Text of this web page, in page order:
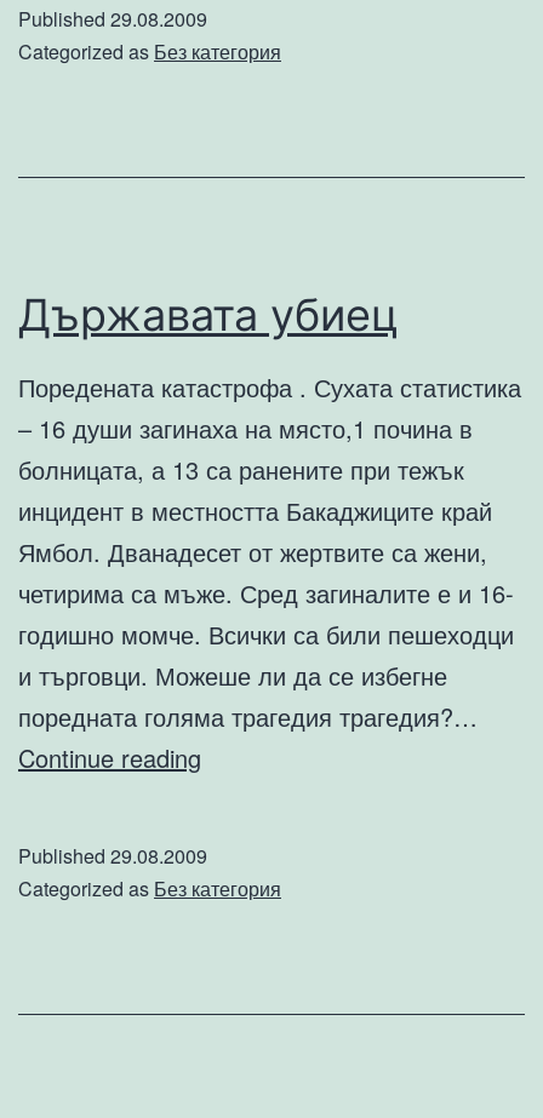
българите
Избори
Published 29.08.2009
Categorized as Без категория
Държавата убиец
Поредената катастрофа . Сухата статистика
– 16 души загинаха на място,1 почина в
болницата, а 13 са ранените при тежък
инцидент в местността Бакаджиците край
Ямбол. Дванадесет от жертвите са жени,
четирима са мъже. Сред загиналите е и 16-
годишно момче. Всички са били пешеходци
и търговци. Можеше ли да се избегне
поредната голяма трагедия трагедия?…
Continue reading
Published 29.08.2009
Categorized as Без категория